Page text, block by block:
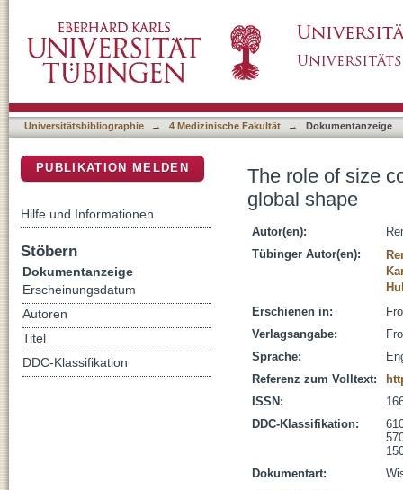
Universitätsbibliographie → 4 Medizinische Fakultät → Dokumentanzeige
The role of size
global shape
Autor(en):
Tübinger Autor(en):
Erschienen in:
Verlagsangabe:
Sprache:
Referenz zum Volltext:
ISSN:
DDC-Klassifikation:
Dokumentart:
PUBLIKATION MELDEN
Hilfe und Informationen
Stöbern
Dokumentanzeige
Erscheinungsdatum
Autoren
Titel
DDC-Klassifikation